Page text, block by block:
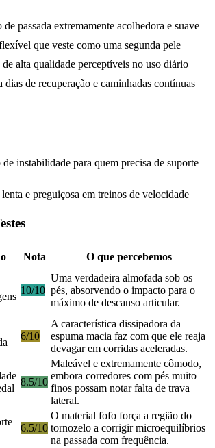
de passada extremamente acolhedora e suave
que veste como uma segunda pele
alta qualidade perceptíveis no uso diário
dias de recuperação e caminhadas contínuas
de instabilidade para quem precisa de suporte
lenta e preguiçosa em treinos de velocidade
Nota
O que percebemos
10/10
Uma verdadeira almofada sob os
pés, absorvendo o impacto para o
máximo de descanso articular.
6/10
A característica dissipadora da
espuma macia faz com que ele reaja
devagar em corridas aceleradas.
8.5/10
Maleável e extremamente cômodo,
embora corredores com pés muito
finos possam notar falta de trava
lateral.
6.5/10
O material fofo força a região do
tornozelo a corrigir microequilíbrios
na passada com frequência.